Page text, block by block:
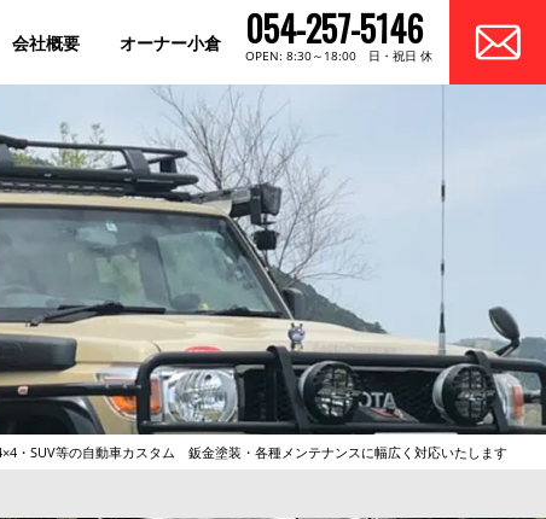
会社概要 オーナー小倉 054-257-5146
OPEN: 8:30～18:00 日・祝日 休
・SUV等の自動車カスタム 鈑金塗装・各種メンテナンスに幅広く対応いたします